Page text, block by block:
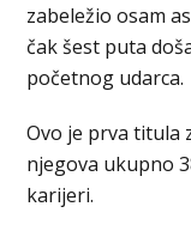
zabeležio osam
čak šest puta
početnog udarca.
Ovo je prva titula
njegova ukupno
karijeri.